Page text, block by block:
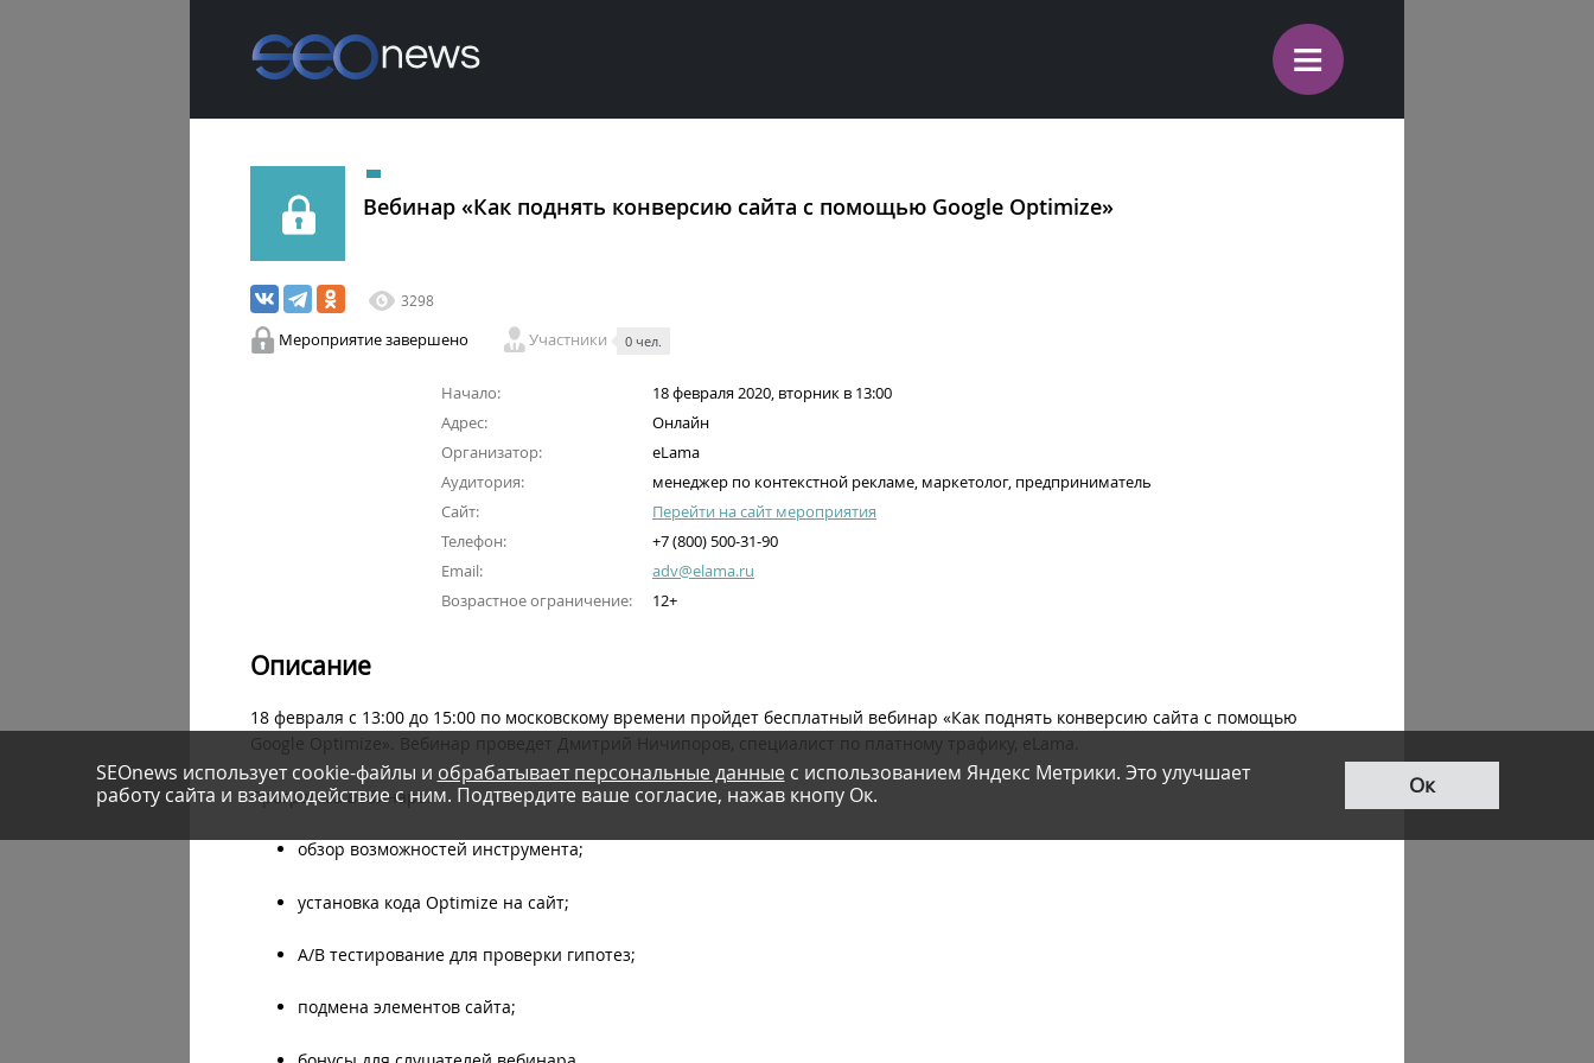
≡
Вебинар «Как поднять конверсию сайта с помощью Google Optimize»
3298
Мероприятие завершено Участники 0 чел.
Начало:
18 февраля 2020, вторник в 13:00
Адрес:
Онлайн
Организатор:
eLama
Аудитория:
менеджер по контекстной рекламе, маркетолог, предприниматель
Сайт:
Перейти на сайт мероприятия
Телефон:
+7 (800) 500-31-90
Email:
adv@elama.ru
Возрастное ограничение:
12+
Описание
18 февраля с 13:00 до 15:00 по московскому времени пройдет бесплатный вебинар «Как поднять конверсию сайта с помощью
Google Optimize». Вебинар проведет Дмитрий Ничипоров, специалист по платному трафику, eLama.
Программа вебинара:
обзор возможностей инструмента;
установка кода Optimize на сайт;
A/B тестирование для проверки гипотез;
подмена элементов сайта;
SEOnews использует cookie-файлы и обрабатывает персональные данныес использованием Яндекс Метрики. Это улучшает
работу сайта и взаимодействие с ним. Подтвердите ваше согласие, нажав кнопу Ок.
Ок